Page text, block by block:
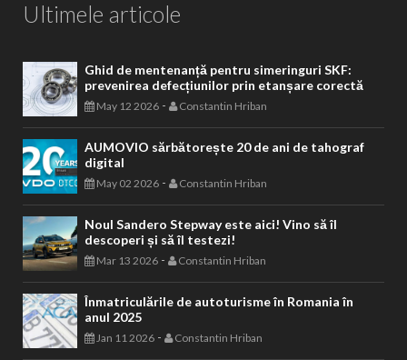
Ultimele articole
Ghid de mentenanță pentru simeringuri SKF:
prevenirea defecțiunilor prin etanșare corectă
May 12 2026 - Constantin Hriban
AUMOVIO sărbătorește 20 de ani de tahograf
digital
May 02 2026 - Constantin Hriban
Noul Sandero Stepway este aici! Vino să îl
descoperi și să îl testezi!
Mar 13 2026 - Constantin Hriban
Înmatriculările de autoturisme în Romania în
anul 2025
Jan 11 2026 - Constantin Hriban